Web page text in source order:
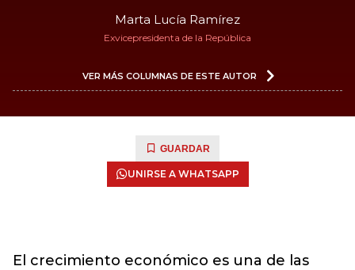
Marta Lucía Ramírez
Exvicepresidenta de la República
VER MÁS COLUMNAS DE ESTE AUTOR
GUARDAR
UNIRSE A WHATSAPP
El crecimiento económico es una de las